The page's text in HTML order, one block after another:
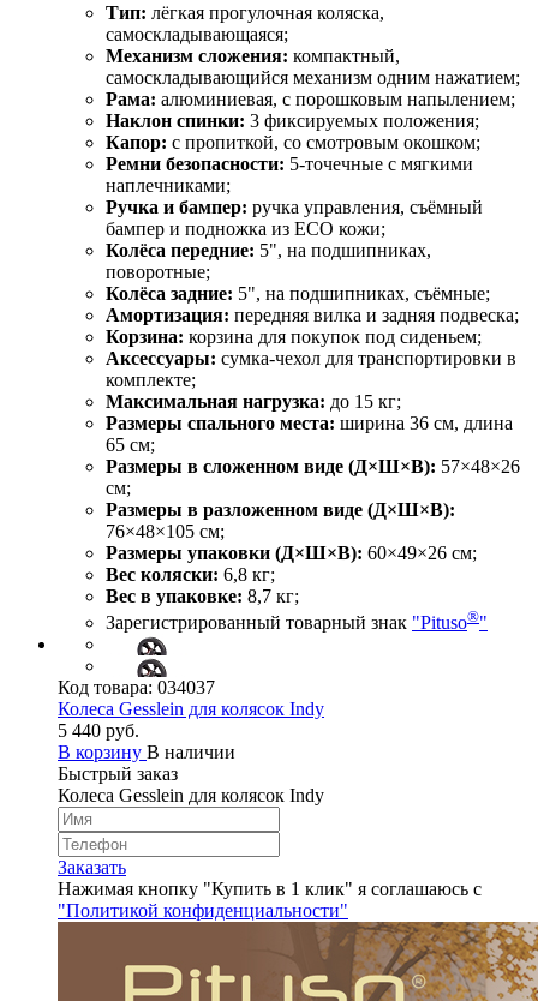
Тип: лёгкая прогулочная коляска,
самоскладывающаяся;
Механизм сложения: компактный,
самоскладывающийся механизм одним нажатием;
Рама: алюминиевая, с порошковым напылением;
Наклон спинки: 3 фиксируемых положения;
Капор: с пропиткой, со смотровым окошком;
Ремни безопасности: 5‑точечные с мягкими
наплечниками;
Ручка и бампер: ручка управления, съёмный
бампер и подножка из ECO кожи;
Колёса передние: 5", на подшипниках,
поворотные;
Колёса задние: 5", на подшипниках, съёмные;
Амортизация: передняя вилка и задняя подвеска;
Корзина: корзина для покупок под сиденьем;
Аксессуары: сумка‑чехол для транспортировки в
комплекте;
Максимальная нагрузка: до 15 кг;
Размеры спального места: ширина 36 см, длина
65 см;
Размеры в сложенном виде (Д×Ш×В): 57×48×26
см;
Размеры в разложенном виде (Д×Ш×В):
76×48×105 см;
Размеры упаковки (Д×Ш×В): 60×49×26 см;
Вес коляски: 6,8 кг;
Вес в упаковке: 8,7 кг;
Зарегистрированный товарный знак "Pituso®"
Код товара: 034037
Колеса Gesslein для колясок Indy
5 440 руб.
В корзину В наличии
Быстрый заказ
Колеса Gesslein для колясок Indy
Заказать
Нажимая кнопку "Купить в 1 клик" я соглашаюсь с
"Политикой конфиденциальности"